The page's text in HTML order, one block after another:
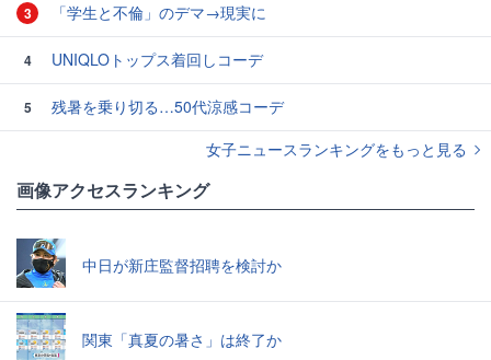
3 「学生と不倫」のデマ→現実に
4 UNIQLOトップス着回しコーデ
5
残暑を乗り切る…50代涼感コーデ
女子ニュースランキングをもっと見る
画像アクセスランキング
中日が新庄監督招聘を検討か
関東「真夏の暑さ」は終了か